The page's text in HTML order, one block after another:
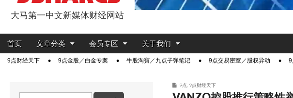
9点股票
大马第一中文新媒体财经网站
Main
Skip
content
首页 文章分类 会员专区 关于我们
Sub9点财经天下 9点金股／白金专案 牛股淘寶／九点子弹笔记 9点交易密室／股权异动 9
9点 9点财经天下